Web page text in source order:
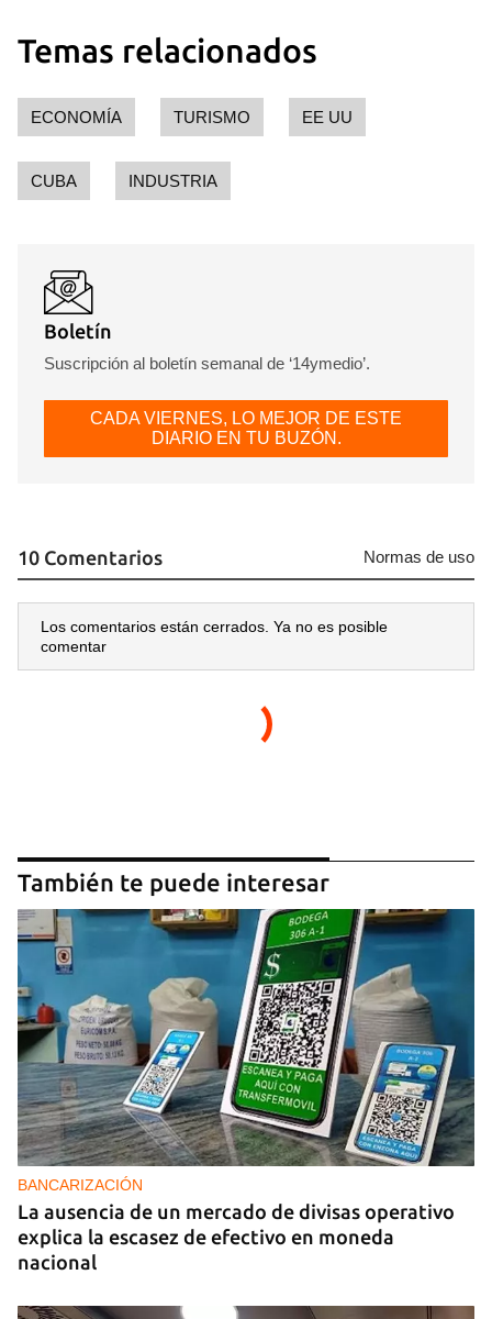
Temas relacionados
ECONOMÍA TURISMO EE UU
CUBA INDUSTRIA
Boletín
Suscripción al boletín semanal de ‘14ymedio’.
CADA VIERNES, LO MEJOR DE ESTE
DIARIO EN TU BUZÓN.
10 Comentarios Normas de uso
Los comentarios están cerrados. Ya no es posible
comentar
También te puede interesar
BANCARIZACIÓN
La ausencia de un mercado de divisas operativo
explica la escasez de efectivo en moneda
nacional